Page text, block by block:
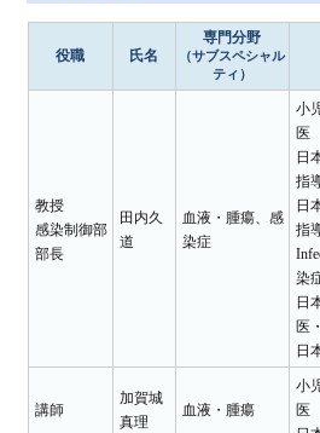
役職 氏名
専門分野
（サブスペシャル
ティ）
教授
感染制御部
部長
田内久
道
血液・腫瘍、感
染症
小
医
日
指
日
指
染
日
医
日
講師
加賀城
真理
血液・腫瘍
小
医